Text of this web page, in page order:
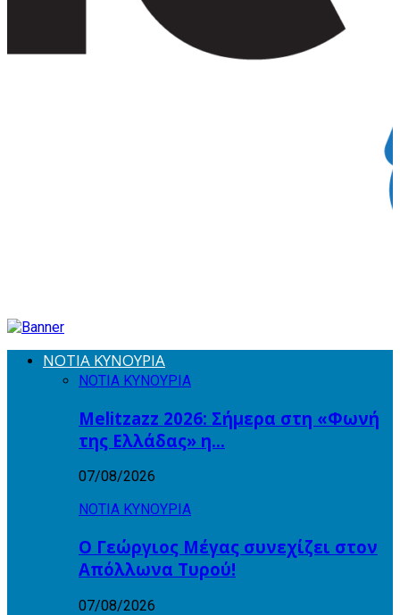
ΝΟΤΙΑ ΚΥΝΟΥΡΙΑ
ΝΟΤΙΑ ΚΥΝΟΥΡΙΑ
Melitzazz 2026: Σήμερα στη «Φωνή
της Ελλάδας» η…
07/08/2026
ΝΟΤΙΑ ΚΥΝΟΥΡΙΑ
Ο Γεώργιος Μέγας συνεχίζει στον
Απόλλωνα Τυρού!
07/08/2026